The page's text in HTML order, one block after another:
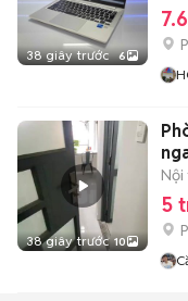
38 giây trước 6
38 giây trước 10
Nội
5